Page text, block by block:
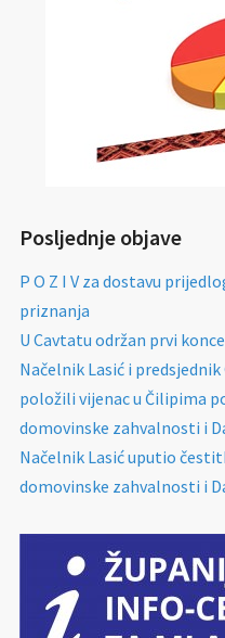
Posljednje objave
P O Z I V za dostavu
priznanja
U Cavtatu održan prvi
Načelnik Lasić i
položili vijenac u Čilipima
domovinske zahvalnosti i
Načelnik Lasić uputio
domovinske zahvalnosti i